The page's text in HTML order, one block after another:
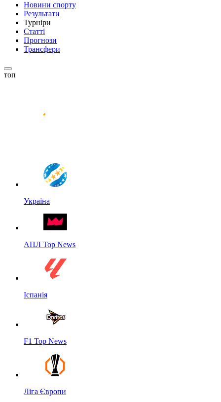
Новини спорту
Результати
Турніри
Статті
Прогнози
Трансфери
топ
Україна
АПЛ Top News
Іспанія
F1 Top News
Ліга Європи